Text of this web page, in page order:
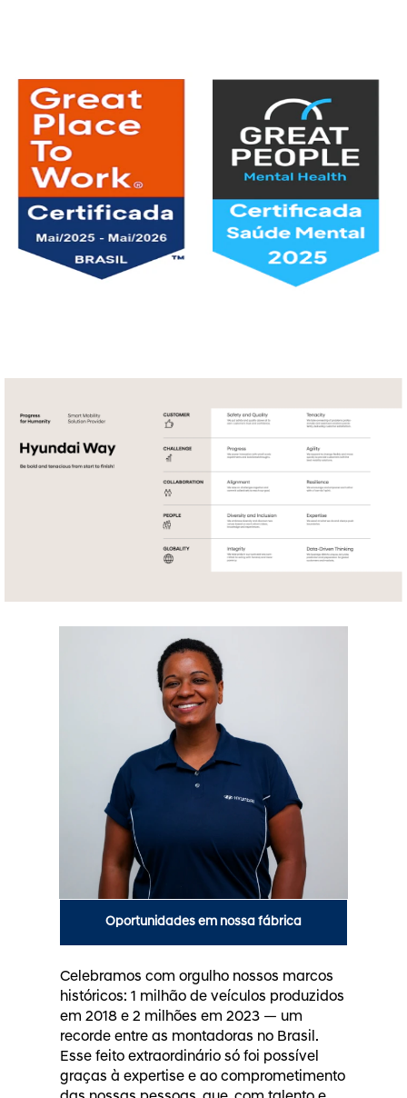
Oportunidades em nossa fábrica
Celebramos com orgulho nossos marcos
históricos: 1 milhão de veículos produzidos
em 2018 e 2 milhões em 2023 — um
recorde entre as montadoras no Brasil.
Esse feito extraordinário só foi possível
graças à expertise e ao comprometimento